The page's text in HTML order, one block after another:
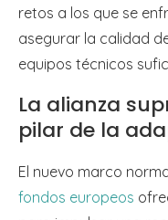
retos a los que se
asegurar la calidad
equipos técnicos
La alianza
pilar de la
El nuevo marco
fondos europeos